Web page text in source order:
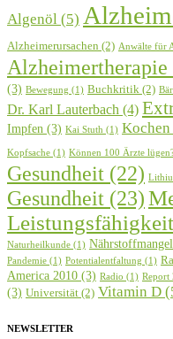
Algenöl (5)
Alzheimerursachen (2) Anwälte für
Alzheimertherapie
(3) Bewegung (1) Buchkritik (2)
Dr. Karl Lauterbach (4)
Impfen (3) Kai Stuth (1)
Kopfsache (1) Können 100 Ärzte
Gesundheit (22)
Gesundheit (23)
Leistungsfähigkeit
Naturheilkunde (1) Nährstoffmangel
Pandemie (1) Potentialentfaltung (1)
America 2010 (3) Radio (1) Report
(3) Universität (2) Vitamin D
NEWSLETTER